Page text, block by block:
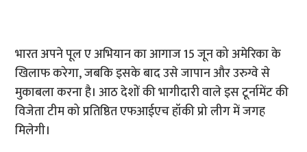
भारत अपने पूल ए अभियान का आगाज 15 जून को अमेरिका के
खिलाफ करेगा, जबकि इसके बाद उसे जापान और उरुग्वे से
मुकाबला करना है। आठ देशों की भागीदारी वाले इस टूर्नामेंट की
विजेता टीम को प्रतिष्ठित एफआईएच हॉकी प्रो लीग में जगह
मिलेगी।